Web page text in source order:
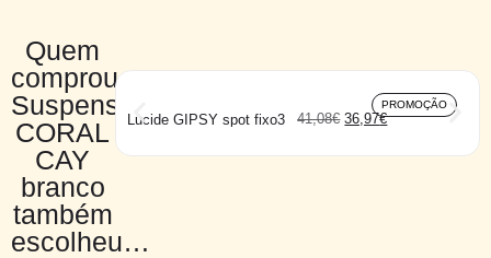
Quem
comprou
Suspensão
CORAL
CAY
branco
também
escolheu…
PROMOÇÃO
Lucide GIPSY spot fixo3 41,08€ 36,97€